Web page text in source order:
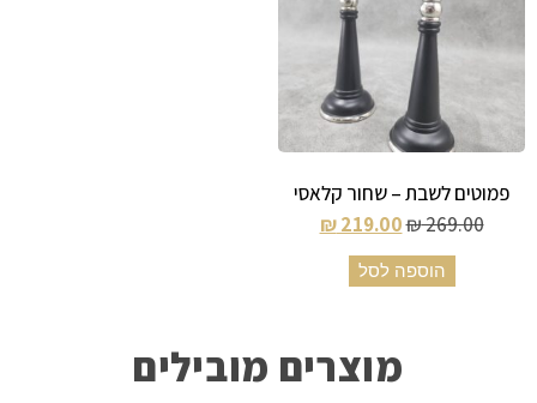
פמוטים לשבת – שחור קלאסי
₪269.00
₪219.00
הוספה לסל
מוצרים מובילים